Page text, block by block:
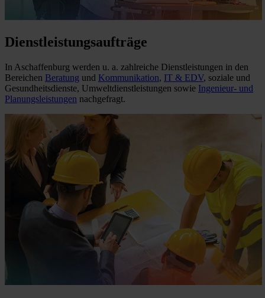
Dienstleistungsaufträge
In Aschaffenburg werden u. a. zahlreiche Dienstleistungen in den
Bereichen Beratung und Kommunikation, IT & EDV, soziale und
Gesundheitsdienste, Umweltdienstleistungen sowie Ingenieur- und
Planungsleistungen nachgefragt.